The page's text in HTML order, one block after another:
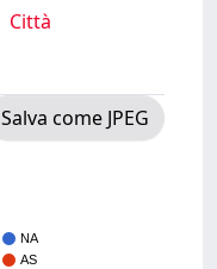
Città
Salva come JPEG
NA
AS